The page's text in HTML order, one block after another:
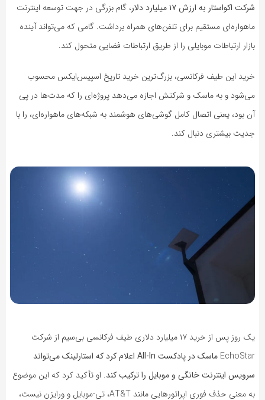
شرکت اکواستار به ارزش ۱۷ میلیارد دلار
، گام بزرگی در جهت توسعه اینترنت
ماهواره‌ای مستقیم برای تلفن‌های همراه برداشت. گامی که می‌تواند آینده
بازار ارتباطات موبایلی را از طریق ارتباطات فضایی متحول کند.
خرید این طیف فرکانسی، بزرگ‌ترین خرید تاریخ اسپیس‌ایکس محسوب
می‌شود و به ماسک و شرکتش اجازه می‌دهد پروژه‌ای را که مدت‌ها در پی
آن بود،‌ یعنی اتصال کامل گوشی‌های هوشمند به شبکه‌های ماهواره‌ای، را با
جدیت بیشتری دنبال کند.
یک روز پس از خرید ۱۷ میلیارد دلاری طیف فرکانسی بی‌سیم از شرکت
EchoStar
ماسک در پادکست All-In اعلام کرد که استارلینک می‌تواند
سرویس اینترنت خانگی و موبایل را ترکیب کند. او تأکید کرد که این موضوع
به معنی حذف فوری اپراتورهایی مانند AT&T، تی-موبایل و ورایزن نیست،